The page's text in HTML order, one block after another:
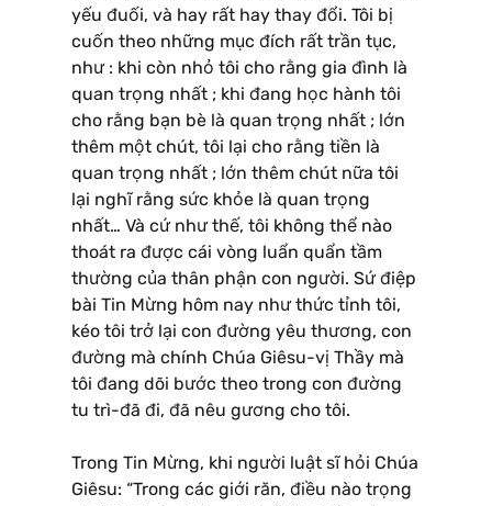
yếu đuối, và hay rất hay thay đổi. Tôi bị
cuốn theo những mục đích rất trần tục,
như : khi còn nhỏ tôi cho rằng gia đình là
quan trọng nhất ; khi đang học hành tôi
cho rằng bạn bè là quan trọng nhất ; lớn
thêm một chút, tôi lại cho rằng tiền là
quan trọng nhất ; lớn thêm chút nữa tôi
lại nghĩ rằng sức khỏe là quan trọng
nhất… Và cứ như thế, tôi không thể nào
thoát ra được cái vòng luẩn quẩn tầm
thường của thân phận con người. Sứ điệp
bài Tin Mừng hôm nay như thức tỉnh tôi,
kéo tôi trở lại con đường yêu thương, con
đường mà chính Chúa Giêsu-vị Thầy mà
tôi đang dõi bước theo trong con đường
tu trì-đã đi, đã nêu gương cho tôi.
Trong Tin Mừng, khi người luật sĩ hỏi Chúa
Giêsu: “Trong các giới răn, điều nào trọng